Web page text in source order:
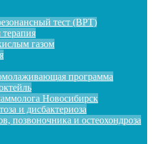
тест (ВРТ)
терапия
газом
программа
Новосибирск
и дисбактериоза
позвоночника и остеохондроза